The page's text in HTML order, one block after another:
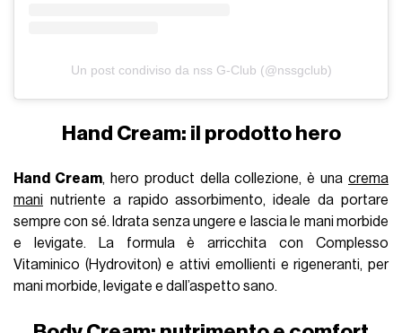
Un post condiviso da nss G-Club (@nssgclub)
Hand Cream: il prodotto hero
Hand Cream, hero product della collezione, è una crema
mani nutriente a rapido assorbimento, ideale da portare
sempre con sé. Idrata senza ungere e lascia le mani morbide
e levigate. La formula è arricchita con Complesso
Vitaminico (Hydroviton) e attivi emollienti e rigeneranti, per
mani morbide, levigate e dall’aspetto sano.